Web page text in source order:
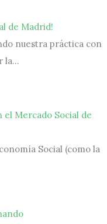
de Madrid!
nuestra práctica con
la…
el Mercado Social de
Social (como la